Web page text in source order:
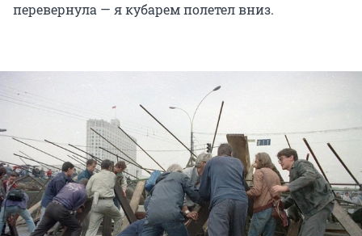
перевернула — я кубарем полетел вниз.